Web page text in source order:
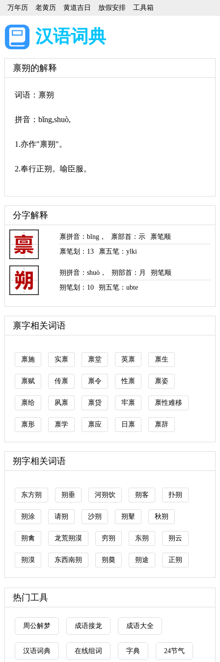
万年历 老黄历 黄道吉日 放假安排 工具箱
汉语词典
禀朔的解释
词语：禀朔
拼音：bǐng,shuò,
1.亦作"禀朔"。
2.奉行正朔。喻臣服。
分字解释
禀拼音 ：bǐng ， 禀部首 ：示
禀笔顺
禀笔划： 13 禀五笔：ylki
朔拼音 ：shuò ， 朔部首 ：月
朔笔顺
朔笔划： 10 朔五笔：ubte
禀字相关词语
禀施 实禀 禀堂 英禀 禀生
禀赋 传禀 禀令 性禀 禀姿
禀给 夙禀 禀贷 牢禀 禀性难移
禀形 禀学 禀应 日禀 禀辞
朔字相关词语
东方朔 朔垂 河朔饮 朔客 扑朔
朔涂 请朔 沙朔 朔鼙 秋朔
朔禽 龙荒朔漠 穷朔 东朔 朔云
朔漠 东西南朔 朔奠 朔途 正朔
热门工具
周公解梦 成语接龙 成语大全
汉语词典 在线组词 字典 24节气